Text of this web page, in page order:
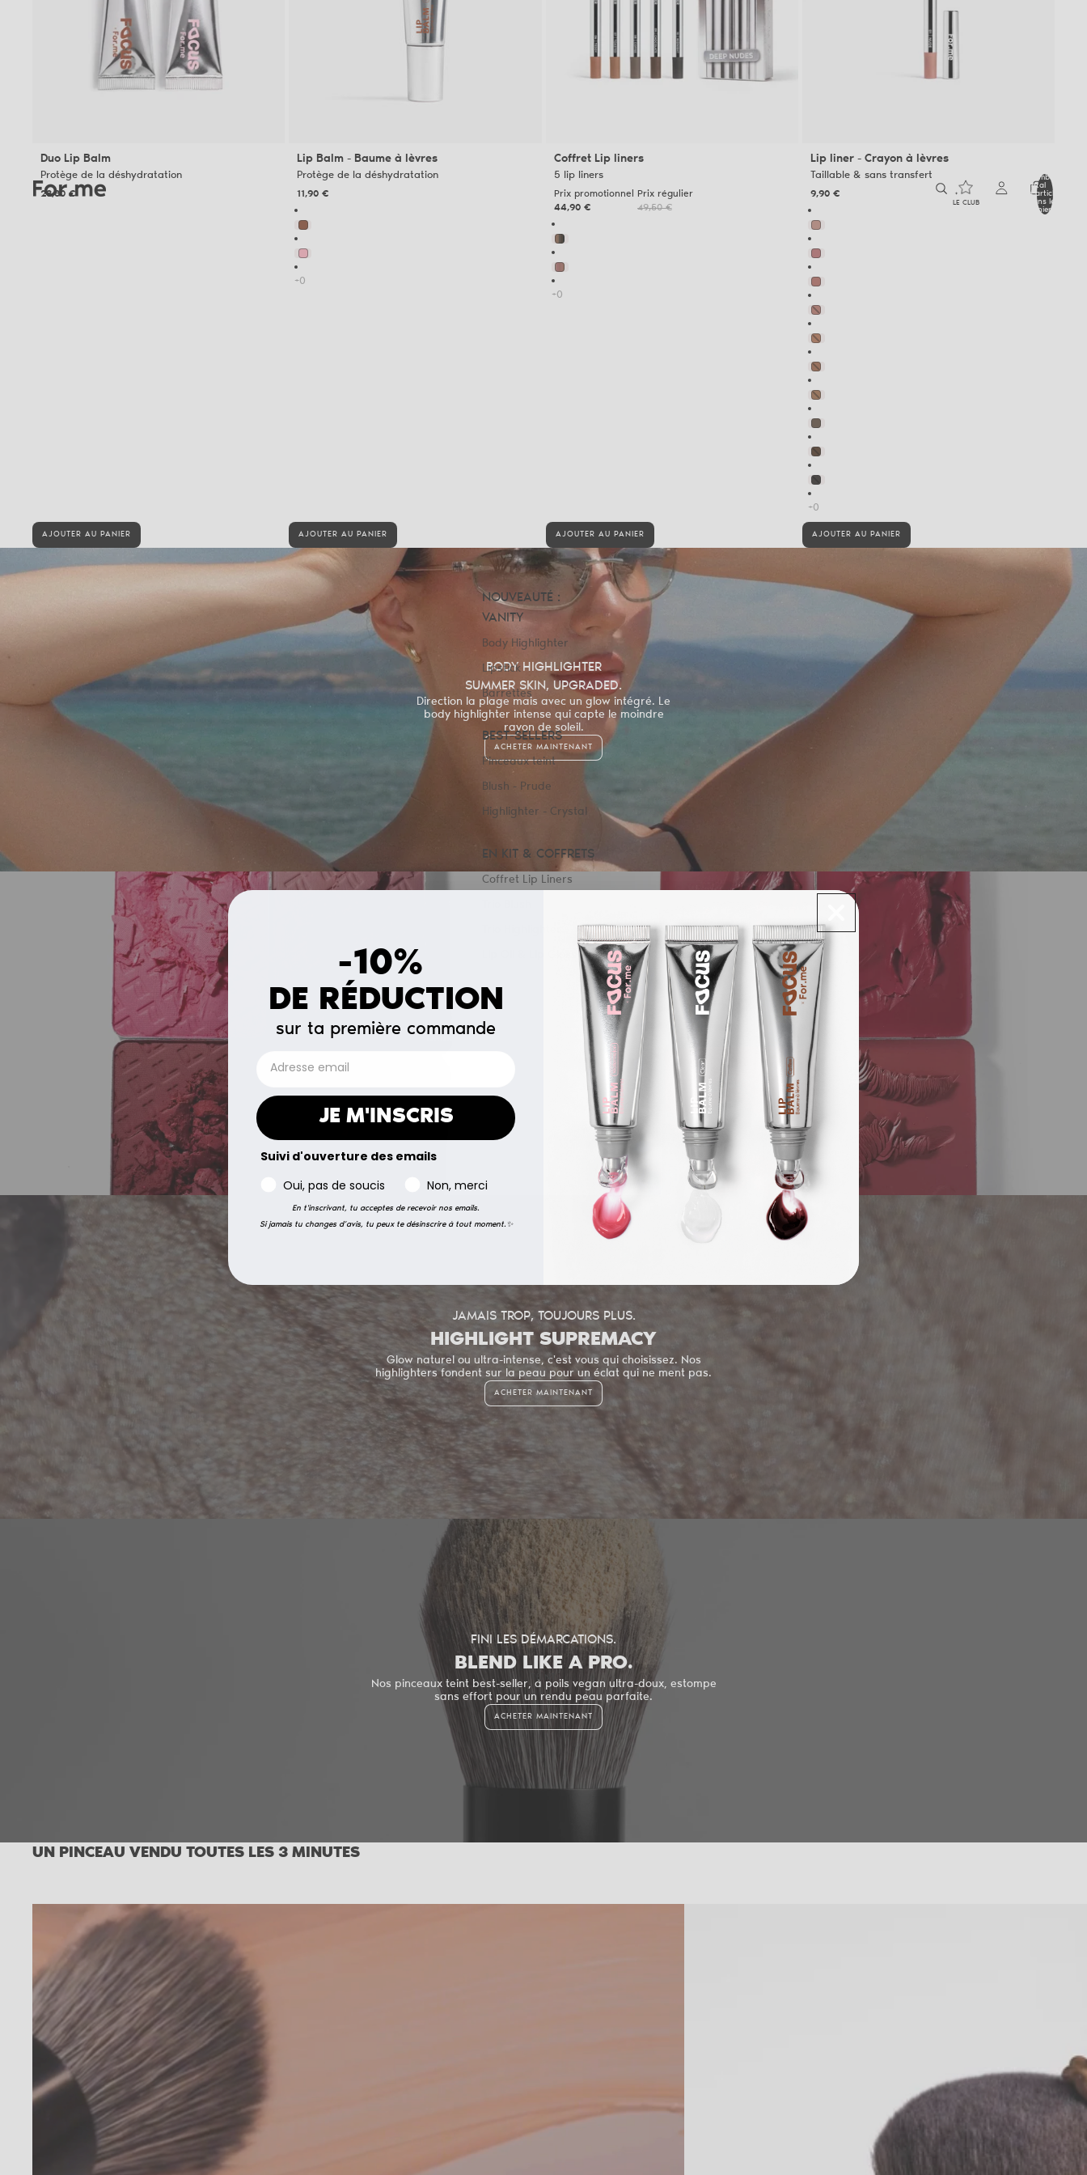
NOUVEAUTÉ :
VANITY
Body Highlighter
Lipstick
Barrettes
BEST-SELLERS
Pinceaux teint
Blush - Prude
Highlighter - Crystal
EN KIT & COFFRETS
Coffret Lip Liners
TEINT
LE CLUB
Nombre
total
d’articles
dans le
panier: 0
Duo Lip Balm
Protège de la déshydratation
23,80 €
AJOUTER AU PANIER
Lip Balm - Baume à lèvres
Protège de la déshydratation
11,90 €
AJOUTER AU PANIER
Coffret Lip liners
5 lip liners
Prix promotionnel
44,90 €
Prix régulier
49,50 €
AJOUTER AU PANIER
Lip liner - Crayon à lèvres
Taillable & sans transfert
9,90 €
AJOUTER AU PANIER
BODY HIGHLIGHTER
SUMMER SKIN, UPGRADED.
Direction la plage mais avec un glow intégré. Le
body highlighter intense qui capte le moindre
rayon de soleil.
ACHETER MAINTENANT
DUO BLUSH / CREAM & POWDER
LE DUO QUI CHANGE TOUT.
Deux formules, un blush qui s'adapte à tout.
JAMAIS TROP, TOUJOURS PLUS.
HIGHLIGHT SUPREMACY
Glow naturel ou ultra-intense, c'est vous qui choisissez. Nos
highlighters fondent sur la peau pour un éclat qui ne ment pas.
ACHETER MAINTENANT
FINI LES DÉMARCATIONS.
BLEND LIKE A PRO.
Nos pinceaux teint best-seller, à poils vegan ultra-doux, estompe
sans effort pour un rendu peau parfaite.
ACHETER MAINTENANT
UN PINCEAU VENDU TOUTES LES 3 MINUTES
-10%
DE RÉDUCTION
sur ta première commande
JE M'INSCRIS
Suivi d'ouverture des emails
Oui, pas de soucis
Non, merci
En t'inscrivant, tu acceptes de recevoir nos emails.
Si jamais tu changes d’avis, tu peux te désinscrire à tout moment.✨